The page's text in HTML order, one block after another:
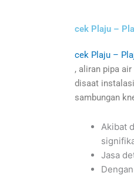
cek Plaju –
cek Plaju –
, aliran pipa
disaat
sambungan
Akibat
Jasa